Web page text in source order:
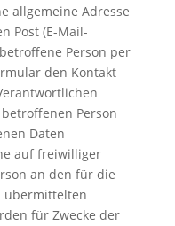
allgemeine Adresse
Post (E-Mail-
Person per
den Kontakt
Person
Daten
auf freiwilliger
an den für die
übermittelten
für Zwecke der